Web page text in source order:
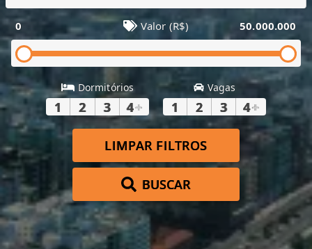
0 Valor (R$) 50.000.000
Dormitórios
1 2 3 4+
Vagas
1 2 3 4+
LIMPAR FILTROS
BUSCAR